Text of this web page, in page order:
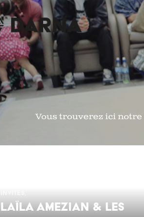
Vous trouverez ici notre
LAÏLA AMEZIAN & LES